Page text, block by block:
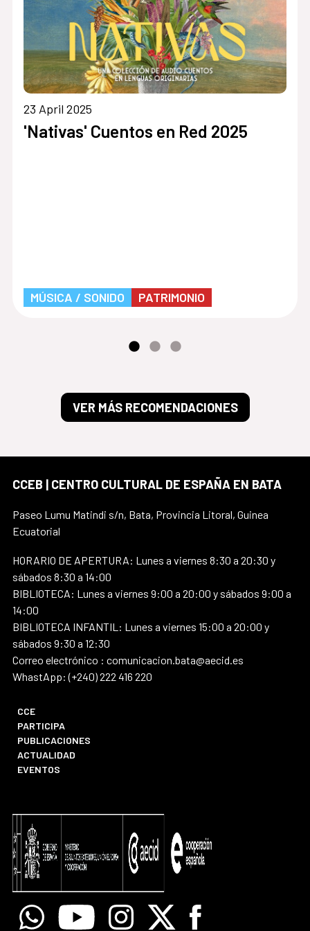
23 April 2025
'Nativas' Cuentos en Red 2025
MÚSICA / SONIDO PATRIMONIO
VER MÁS RECOMENDACIONES
CCEB | CENTRO CULTURAL DE ESPAÑA EN BATA
Paseo Lumu Matindi s/n, Bata, Provincia Litoral, Guinea
Ecuatorial
HORARIO DE APERTURA: Lunes a viernes 8:30 a 20:30 y
sábados 8:30 a 14:00
BIBLIOTECA: Lunes a viernes 9:00 a 20:00 y sábados 9:00 a
14:00
BIBLIOTECA INFANTIL: Lunes a viernes 15:00 a 20:00 y
sábados 9:30 a 12:30
Correo electrónico : comunicacion.bata@aecid.es
WhastApp: (+240) 222 416 220
CCE
PARTICIPA
PUBLICACIONES
ACTUALIDAD
EVENTOS
WhatsappYoutube Instagram
X Facebook